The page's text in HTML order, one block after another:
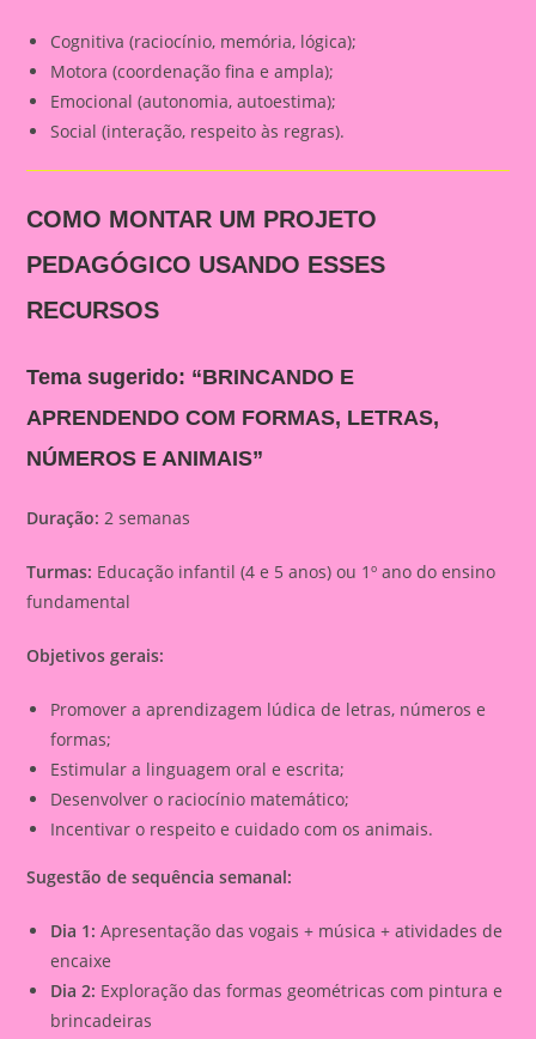
Cognitiva (raciocínio, memória, lógica);
Motora (coordenação fina e ampla);
Emocional (autonomia, autoestima);
Social (interação, respeito às regras).
COMO MONTAR UM PROJETO
PEDAGÓGICO USANDO ESSES
RECURSOS
Tema sugerido: “BRINCANDO E
APRENDENDO COM FORMAS, LETRAS,
NÚMEROS E ANIMAIS”
Duração: 2 semanas
Turmas: Educação infantil (4 e 5 anos) ou 1º ano do ensino
fundamental
Objetivos gerais:
Promover a aprendizagem lúdica de letras, números e
formas;
Estimular a linguagem oral e escrita;
Desenvolver o raciocínio matemático;
Incentivar o respeito e cuidado com os animais.
Sugestão de sequência semanal:
Dia 1: Apresentação das vogais + música + atividades de
encaixe
Dia 2: Exploração das formas geométricas com pintura e
brincadeiras